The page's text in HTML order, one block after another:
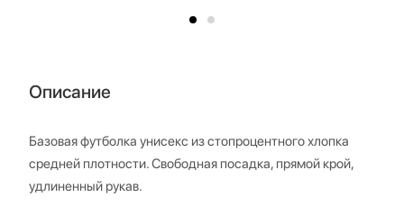
Описание
Базовая футболка унисекс из стопроцентного хлопка
средней плотности. Свободная посадка, прямой крой,
удлиненный рукав.